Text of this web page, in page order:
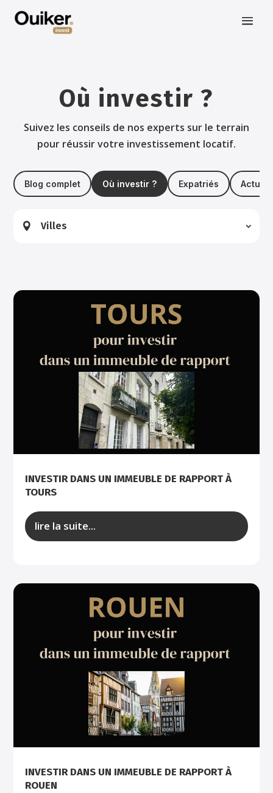
Où investir ?
Suivez les conseils de nos experts sur le terrain
pour réussir votre investissement locatif.
Blog complet Où investir ? Expatriés
Villes
INVESTIR DANS UN IMMEUBLE DE RAPPORT À
TOURS
lire la suite...
INVESTIR DANS UN IMMEUBLE DE RAPPORT À
ROUEN